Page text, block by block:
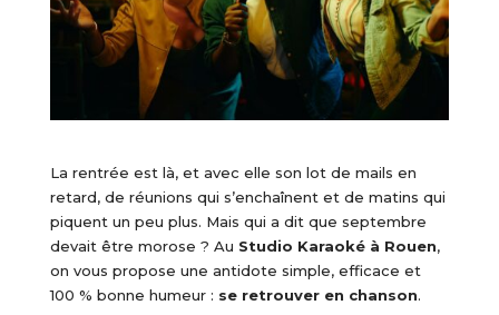
La rentrée est là, et avec elle son lot de mails en
retard, de réunions qui s’enchaînent et de matins qui
piquent un peu plus. Mais qui a dit que septembre
devait être morose ? Au Studio Karaoké à Rouen,
on vous propose une antidote simple, efficace et
100 % bonne humeur : se retrouver en chanson.